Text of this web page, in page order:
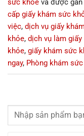
sức khỏe và được
cấp giấy khám sức
việc, dịch vụ giấy
khỏe, dịch vụ làm
khỏe, giấy khám sức
ngay, Phòng khám